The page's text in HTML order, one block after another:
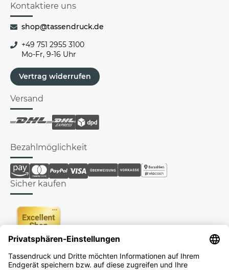
Kontaktiere uns
shop@tassendruck.de
+49 751 2955 3100
Mo-Fr, 9-16 Uhr
Vertrag widerrufen
Versand
Bezahlmöglichkeit
Sicher kaufen